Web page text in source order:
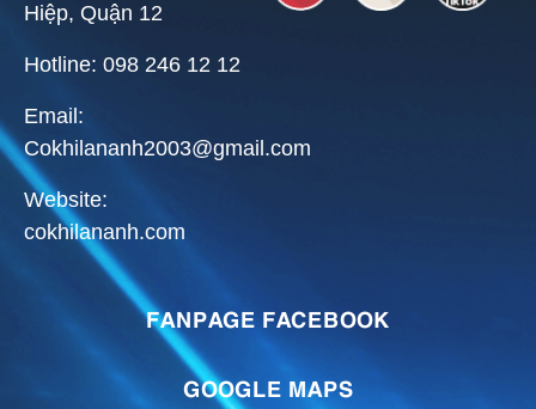
Hiệp, Quận 12
Hotline: 098 246 12 12
Email:
Cokhilananh2003@gmail.com
Website:
cokhilananh.com
FANPAGE FACEBOOK
GOOGLE MAPS